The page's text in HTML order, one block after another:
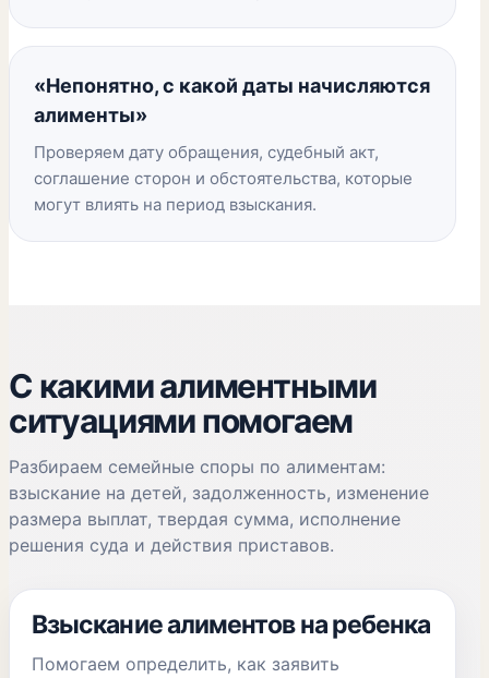
«Непонятно, с какой даты начисляются
алименты»
Проверяем дату обращения, судебный акт,
соглашение сторон и обстоятельства, которые
могут влиять на период взыскания.
С какими алиментными
ситуациями помогаем
Разбираем семейные споры по алиментам:
взыскание на детей, задолженность, изменение
размера выплат, твердая сумма, исполнение
решения суда и действия приставов.
Взыскание алиментов на ребенка
Помогаем определить, как заявить